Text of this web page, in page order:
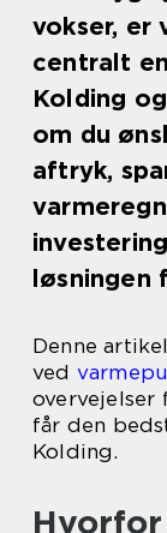
vokser, er
centralt
Kolding
om du
aftryk,
løsningen
Denne
ved
overvejelser
får den
Kolding.